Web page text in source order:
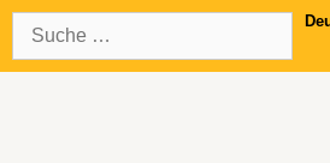
Springe
zum
Inhalt
nach: